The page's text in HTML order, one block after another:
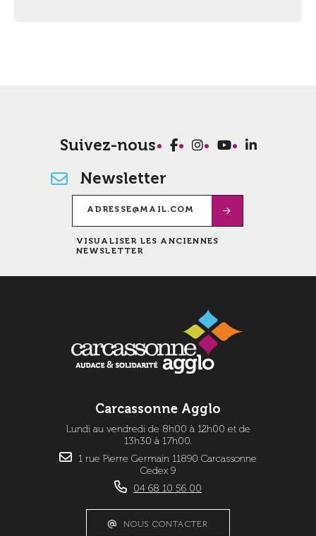
Suivez-nous
Newsletter
VISUALISER LES ANCIENNES
NEWSLETTER
Carcassonne Agglo
Lundi au vendredi de 8h00 à 12h00 et de
13h30 à 17h00.
1 rue Pierre Germain 11890 Carcassonne
Cedex 9
04 68 10 56 00
NOUS CONTACTER